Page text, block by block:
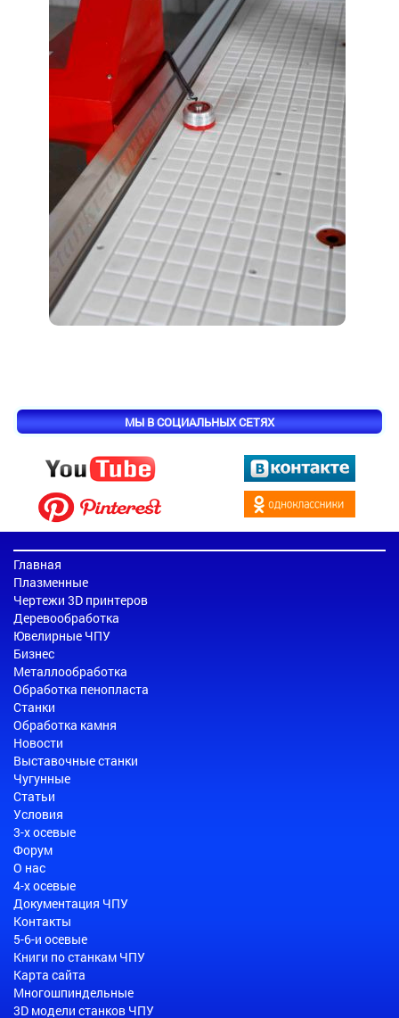
МЫ В СОЦИАЛЬНЫХ СЕТЯХ
Главная
Плазменные
Чертежи 3D принтеров
Деревообработка
Ювелирные ЧПУ
Бизнес
Металлообработка
Обработка пенопласта
Станки
Обработка камня
Новости
Выставочные станки
Чугунные
Статьи
Условия
3-х осевые
Форум
О нас
4-х осевые
Документация ЧПУ
Контакты
5-6-и осевые
Книги по станкам ЧПУ
Карта сайта
Многошпиндельные
3D модели станков ЧПУ